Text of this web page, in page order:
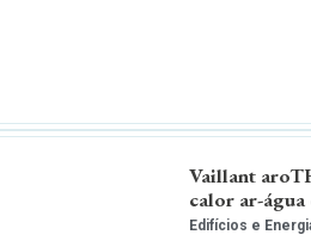
Vaillant
calor ar-
Edifícios e